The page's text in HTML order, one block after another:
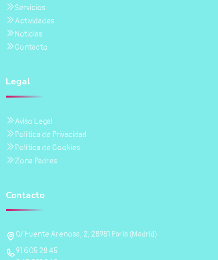
Servicios
Actividades
Noticias
Contacto
Legal
Aviso Legal
Política de Privacidad
Política de Cookies
Zona Padres
Contacto
C/ Fuente Arenosa, 2, 28981 Parla (Madrid)
91 605 28 45